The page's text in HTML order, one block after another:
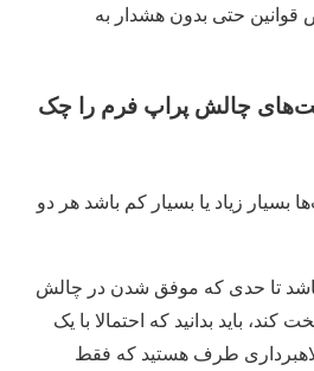
قوانین حتی بدون هشدار به
چالش پراپ فرم را چک
بسیار زیاد یا بسیار کم باشد هر دو
باشد تا حدی که موفق شدن در چالش
باید بدانید که احتمالا با یک
طرف هستید که فقط